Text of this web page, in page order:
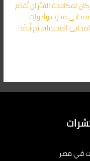
لمكافحة الفئران تُقدّم
ميداني مدرّب وأدوات
المحتملة، ثم نُنفّذ
في مصر